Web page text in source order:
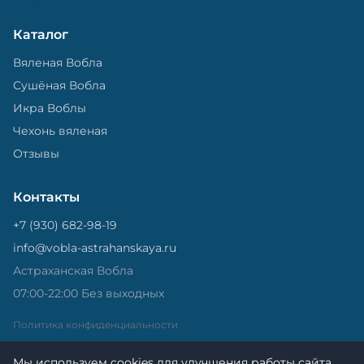
Каталог
Вяленая Вобла
Сушёная Вобла
Икра Воблы
Чехонь вяленая
Отзывы
Контакты
+7 (930) 682-98-19
info@vobla-astrahanskaya.ru
Астраханская Вобла
07:00-22:00 Без выходных
Политика конфиденциальности